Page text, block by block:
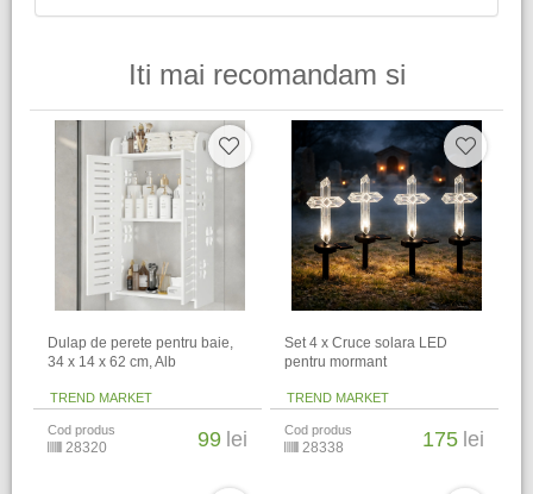
Iti mai recomandam si
Dulap de perete pentru baie,
34 x 14 x 62 cm​, Alb
TREND MARKET
Cod produs
28320 99 lei
Set 4 x Cruce solara LED
pentru mormant
TREND MARKET
Cod produs
28338 175 lei